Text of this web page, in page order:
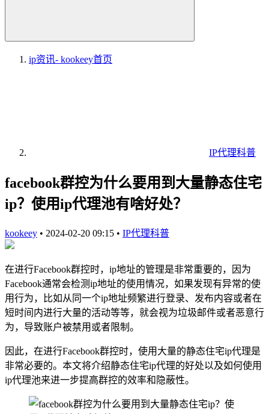
ip资讯- kookeey首页
IP代理科普
facebook群控为什么要用到大量静态住宅
ip？使用ip代理池有啥好处？
kookeey • 2024-02-20 09:15 • IP代理科普
在进行Facebook群控时，ip地址的管理是非常重要的，因为
Facebook通常会检测ip地址的使用情况，如果发现有异常的使
用行为，比如从同一个ip地址频繁进行登录、发布内容或者在
短时间内进行大量的活动等等，就会视为垃圾邮件或者恶意行
为，导致账户被禁用或者限制。
因此，在进行Facebook群控时，使用大量的静态住宅ip代理是
非常必要的。本文将介绍静态住宅ip代理的好处以及如何使用
ip代理池来进一步提高群控的效率和隐蔽性。